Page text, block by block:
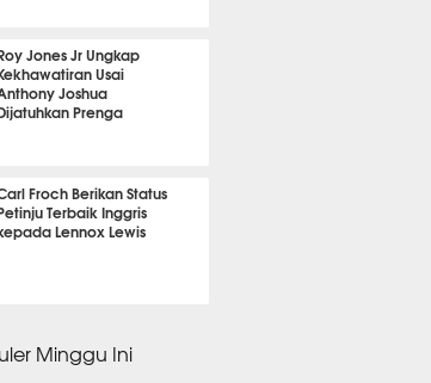
Jones Jr Ungkap
Usai
Joshua
Prenga
Froch Berikan Status
Terbaik Inggris
Lennox Lewis
Minggu Ini